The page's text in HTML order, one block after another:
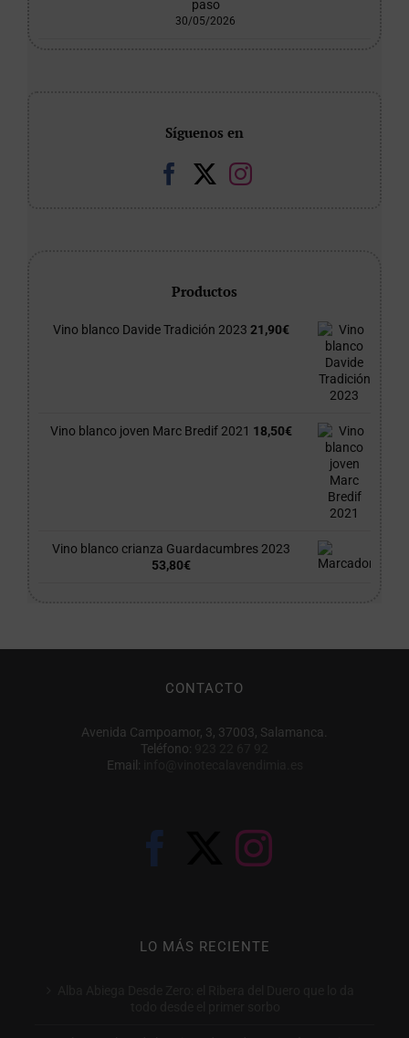
paso
30/05/2026
Síguenos en
Productos
Vino blanco Davide Tradición 2023 21,90€
Vino blanco joven Marc Bredif 2021 18,50€
Vino blanco crianza Guardacumbres 2023
53,80€
CONTACTO
Avenida Campoamor, 3, 37003, Salamanca.
Teléfono:
Email:
LO MÁS RECIENTE